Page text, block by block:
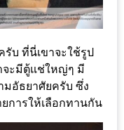
บ ที่นี่เขาจะใช้รูป
จะมีตู้แช่ใหญ่ๆ มี
มอัธยาศัยครับ ซึ่ง
การให้เลือกทานกัน